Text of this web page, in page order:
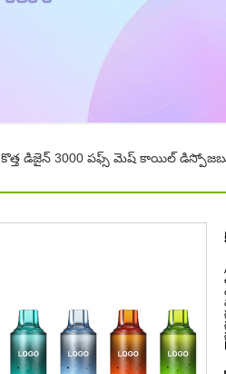
కొత్త డిజైన్ 3000 పఫ్స్ మెష్ కాయిల్